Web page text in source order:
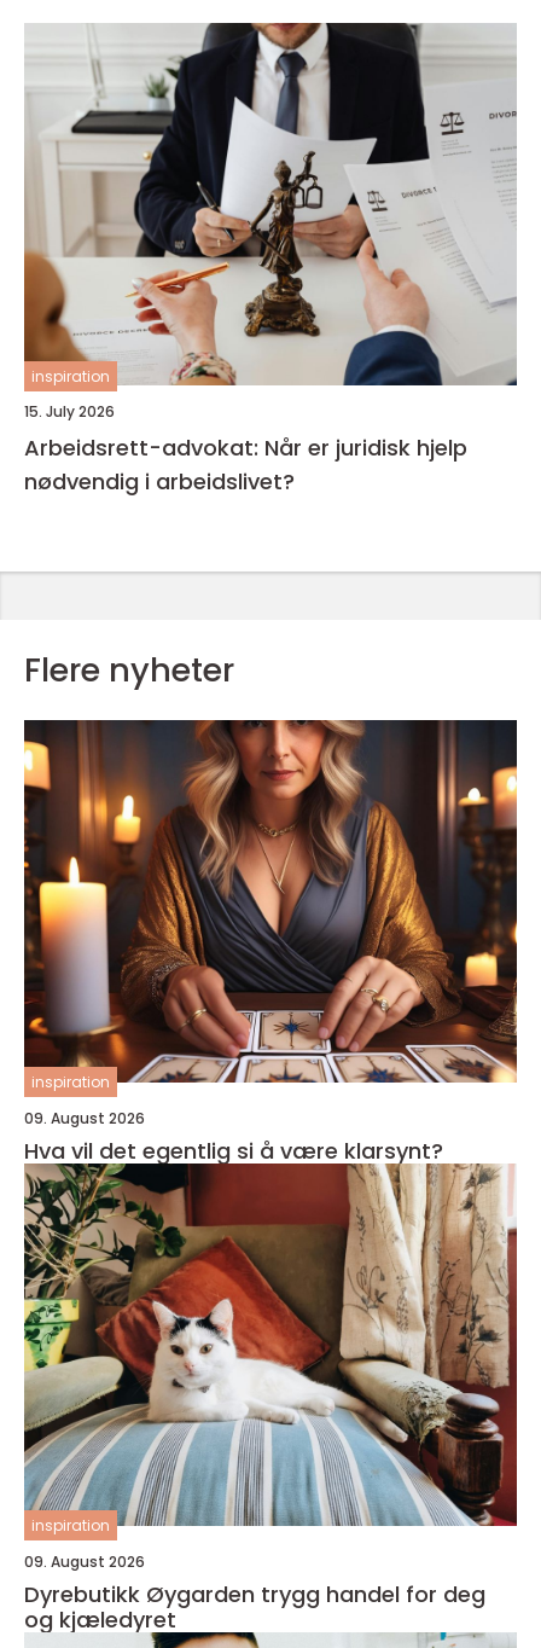
inspiration
15. July 2026
Arbeidsrett-advokat: Når er juridisk hjelp
nødvendig i arbeidslivet?
Flere nyheter
inspiration
09. August 2026
Hva vil det egentlig si å være klarsynt?
inspiration
09. August 2026
Dyrebutikk Øygarden trygg handel for deg
og kjæledyret